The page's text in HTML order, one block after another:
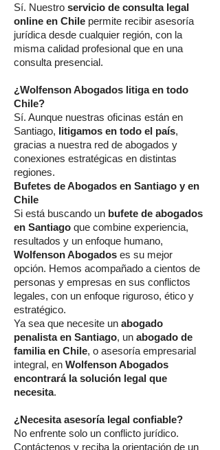
Sí. Nuestro servicio de consulta legal
online en Chile permite recibir asesoría
jurídica desde cualquier región, con la
misma calidad profesional que en una
consulta presencial.
¿Wolfenson Abogados litiga en todo
Chile?
Sí. Aunque nuestras oficinas están en
Santiago,
litigamos en todo el país,
gracias a nuestra red de abogados y
conexiones estratégicas en distintas
regiones.
Bufetes de Abogados en Santiago y en
Chile
Si está buscando un bufete de abogados
en Santiago que combine experiencia,
resultados y un enfoque humano,
Wolfenson Abogados es su mejor
opción. Hemos acompañado a cientos de
personas y empresas en sus conflictos
legales, con un enfoque riguroso, ético y
estratégico.
Ya sea que necesite un abogado
penalista en Santiago, un abogado de
familia en Chile, o asesoría empresarial
integral, en Wolfenson Abogados
encontrará la solución legal que
necesita.
¿Necesita asesoría legal confiable?
No enfrente solo un conflicto jurídico.
Contáctenos y reciba la orientación de un